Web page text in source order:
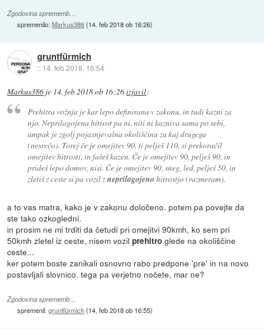
Zgodovina sprememb…
spremenilo:Markus386(14. feb 2018 ob 16:26)
gruntfürmich
:: 14. feb 2018, 16:54
Markus386 je 14. feb 2018 ob 16:26izjavil:
Prehitra vožnja je kar lepo definirana v zakonu, in tudi kazni za
njo. Neprilagojena hitrost pa ni, niti ni kazniva sama po sebi,
ampak je zgolj pojasnjevalna okoliščina za kaj drugega
(nesrečo). Torej če je omejitev 90, ti pelješ 110, si prekoračil
omejitev hitrosti, in fašeš kazen. Če je omejitev 90, pelješ 90, in
prideš lepo domov, nisi. Če je omejitev 90, sneg, led, pelješ 50, in
zletiš z ceste si pa vozil zneprilagojeno hitrostjo (razmeram).
a to vas matra, kako je v zakonu določeno. potem pa povejte da
ste tako ozkogledni.
in prosim ne mi trditi da četudi pri omejitvi 90kmh, ko sem pri
50kmh zletel iz ceste, nisem vozilprehitro glede na okoliščine
ceste...
ker potem boste zanikali osnovno rabo predpone 'pre' in na novo
postavljali slovnico. tega pa verjetno nočete, mar ne?
Zgodovina sprememb…
spremenil:gruntfürmich(14. feb 2018 ob 16:55)